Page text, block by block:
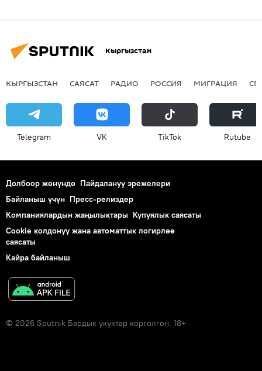
Кыргызстан
КЫРГЫЗСТАН САЯСАТ РАДИО РОССИЯ МИГРАЦИЯ
Telegram VK ТikТоk Rutube
Долбоор жөнүндө Пайдалануу эрежелери
Байланыш үчүн Пресс-релиздер
Компаниялардын жаңылыктары Купуялык саясаты
Cookie колдонуу жана автоматтык логирлөө
саясаты
Кайра байланыш
© 2026 Sputnik Бардык укуктар корголгон. 18+